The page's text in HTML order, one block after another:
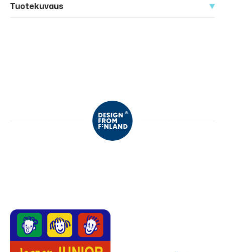
Tuotekuvaus